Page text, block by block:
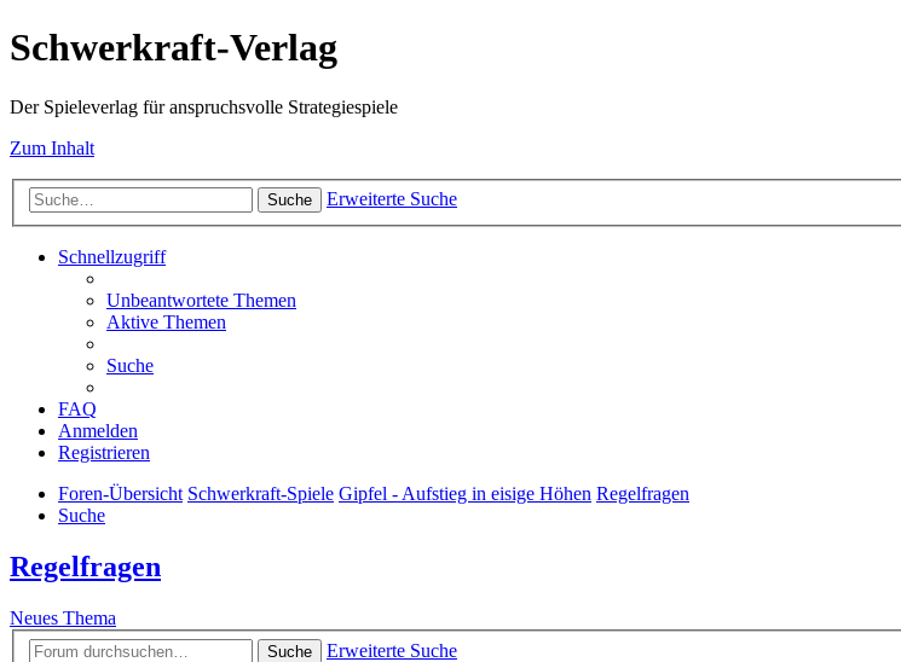
Schwerkraft-Verlag
Der Spieleverlag für anspruchsvolle Strategiespiele
Zum Inhalt
Suche Erweiterte Suche
Schnellzugriff
Unbeantwortete Themen
Aktive Themen
Suche
FAQ
Anmelden
Registrieren
Foren-Übersicht Schwerkraft-Spiele Gipfel - Aufstieg in eisige Höhen Regelfragen
Suche
Regelfragen
Neues Thema
Suche
Erweiterte Suche